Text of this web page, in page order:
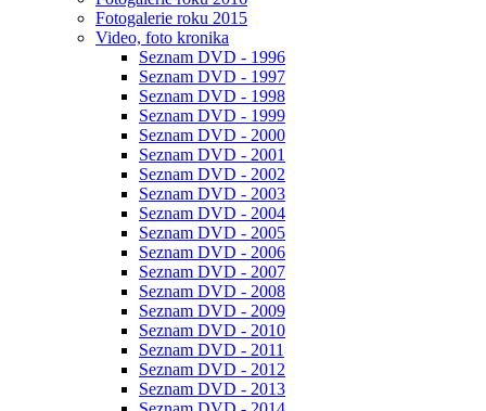
Fotogalerie roku 2015
Video, foto kronika
Seznam DVD - 1996
Seznam DVD - 1997
Seznam DVD - 1998
Seznam DVD - 1999
Seznam DVD - 2000
Seznam DVD - 2001
Seznam DVD - 2002
Seznam DVD - 2003
Seznam DVD - 2004
Seznam DVD - 2005
Seznam DVD - 2006
Seznam DVD - 2007
Seznam DVD - 2008
Seznam DVD - 2009
Seznam DVD - 2010
Seznam DVD - 2011
Seznam DVD - 2012
Seznam DVD - 2013